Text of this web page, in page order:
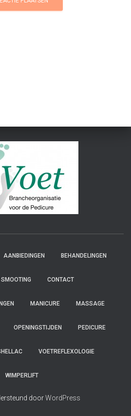
AANBIEDINGEN BEHANDELINGEN
CONTACT
MANICURE MASSAGE
OPENINGSTIJDEN PEDICURE
VOETREFLEXOLOGIE
WIMPERLIFT
doorWordPress